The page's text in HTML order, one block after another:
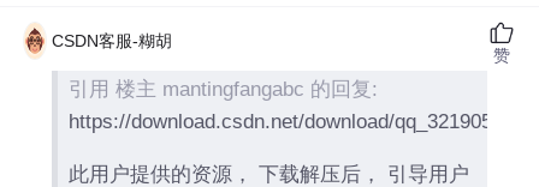
CSDN客服-糊胡
引用 楼主 mantingfangabc 的回复:
https://download.csdn.net/download/qq_32190539/
此用户提供的资源， 下载解压后， 引导用户
赞